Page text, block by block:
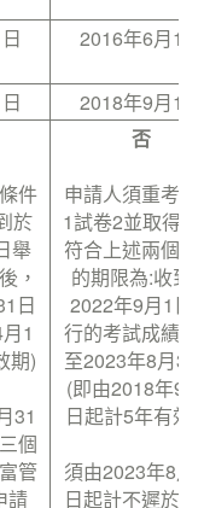
2016年6月1日
2018年9月1日
件
於
舉
，
日
1
期)
31
個
管
請
否
申請人須重考單
1試卷2並取得
符合上述兩個條
的期限為:收到
2022年9月1日
行的考試成績後
至2023年8月31
(即由2018年9
日起計5年有效
須由2023年8月
日起計不遲於三